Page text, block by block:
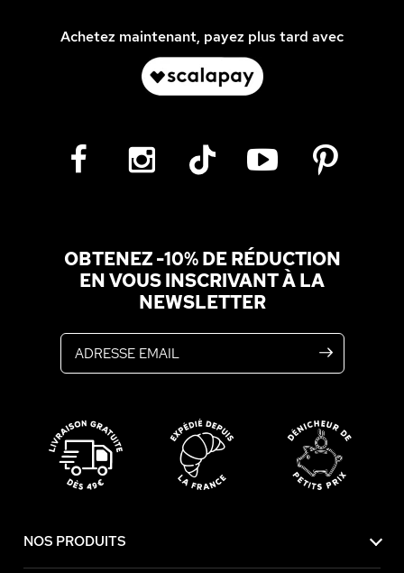
Achetez maintenant, payez plus tard avec
OBTENEZ -10% DE RÉDUCTION
EN VOUS INSCRIVANT À LA
NEWSLETTER
NOS PRODUITS